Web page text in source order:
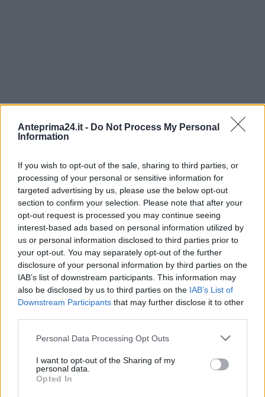
Anteprima24.it - Do Not Process My Personal
Information
If you wish to opt-out of the sale, sharing to third parties, or
processing of your personal or sensitive information for
targeted advertising by us, please use the below opt-out
section to confirm your selection. Please note that after your
opt-out request is processed you may continue seeing
interest-based ads based on personal information utilized by
us or personal information disclosed to third parties prior to
your opt-out. You may separately opt-out of the further
disclosure of your personal information by third parties on the
IAB’s list of downstream participants. This information may
also be disclosed by us to third parties on the IAB’s List of
Downstream Participants that may further disclose it to other
Please note that this website/app uses one or more Google
not limited to your visit or usage behaviour. You may click to
grant or deny consent to Google and its third-party tags to
use your data for below specified purposes in below Google
Personal Data Processing Opt Outs
I want to opt-out of the Sharing of my
personal data.
Opted In